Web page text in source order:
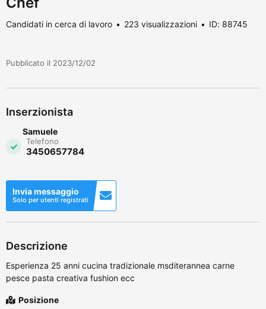
Candidati in cerca di lavoro 223 visualizzazioni ID: 88745
Pubblicato il 2023/12/02
Inserzionista
Samuele
Telefono
3450657784
Invia messaggio
Solo per utenti registrati
Descrizione
Esperienza 25 anni cucina tradizionale msditerannea carne
pesce pasta creativa fushion ecc
Posizione